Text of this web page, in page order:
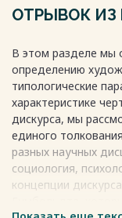
ОТРЫВОК ИЗ
В этом разделе мы
определению
типологические
характеристике
дискурса, мы
единого
разных научных
социология,
концепции